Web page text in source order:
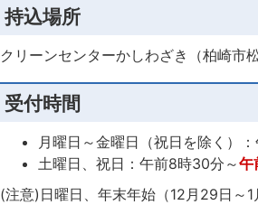
持込場所
クリーンセンターかしわざき（柏崎市
受付時間
月曜日～金曜日（祝日を除く）
土曜日、祝日：午前8時30分～午
(注意)日曜日、年末年始（12月29日～